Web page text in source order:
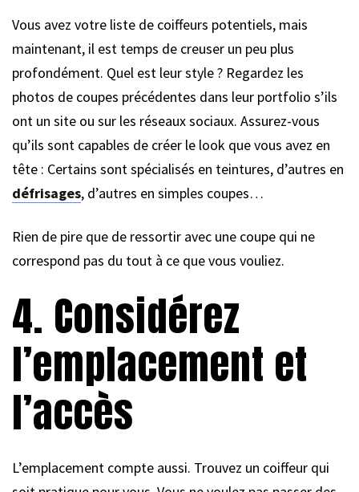
Vous avez votre liste de coiffeurs potentiels, mais
maintenant, il est temps de creuser un peu plus
profondément. Quel est leur style ? Regardez les
photos de coupes précédentes dans leur portfolio s’ils
ont un site ou sur les réseaux sociaux. Assurez-vous
qu’ils sont capables de créer le look que vous avez en
tête : Certains sont spécialisés en teintures, d’autres en
défrisages, d’autres en simples coupes…
Rien de pire que de ressortir avec une coupe qui ne
correspond pas du tout à ce que vous vouliez.
4. Considérez
l’emplacement et
l’accès
L’emplacement compte aussi. Trouvez un coiffeur qui